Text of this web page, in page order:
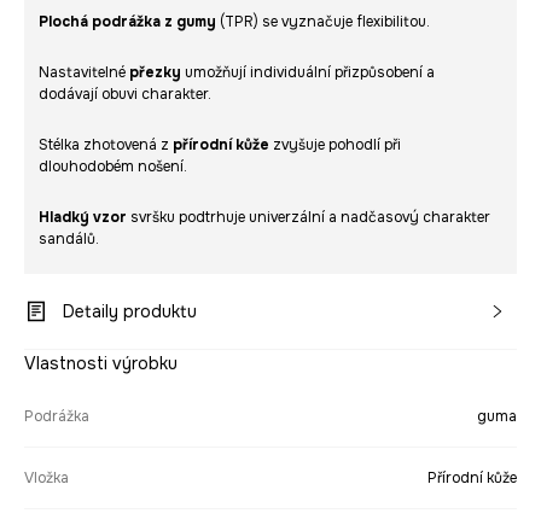
Plochá podrážka z gumy (TPR) se vyznačuje flexibilitou.
Nastavitelné přezky umožňují individuální přizpůsobení a
dodávají obuvi charakter.
Stélka zhotovená z přírodní kůže zvyšuje pohodlí při
dlouhodobém nošení.
Hladký vzor svršku podtrhuje univerzální a nadčasový charakter
sandálů.
Detaily produktu
Vlastnosti výrobku
Podrážka guma
Vložka Přírodní kůže